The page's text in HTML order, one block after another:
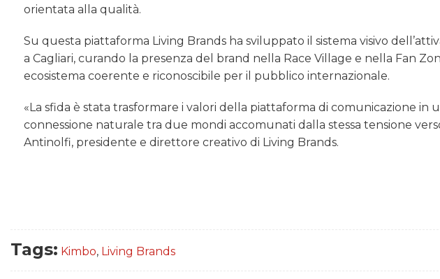
orientata alla qualità.
Su questa piattaforma Living Brands ha sviluppato il sistema visivo
a Cagliari, curando la presenza del brand nella Race Village e nella Fan
ecosistema coerente e riconoscibile per il pubblico internazionale.
«La sfida è stata trasformare i valori della piattaforma di comunicazione in
connessione naturale tra due mondi accomunati dalla stessa tensione
Antinolfi, presidente e direttore creativo di Living Brands.
Tags: Kimbo, Living Brands